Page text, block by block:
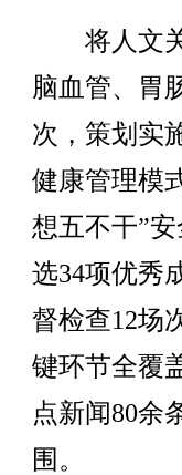
将人文关
脑血管、胃
次，策划实
健康管理模
想五不干”
选34项优秀
督检查12场
键环节全覆
点新闻80余
围。